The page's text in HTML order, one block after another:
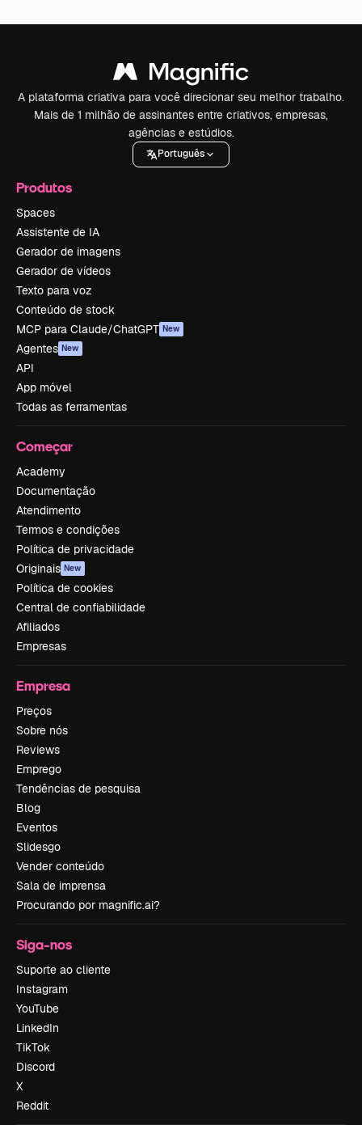
A plataforma criativa para você direcionar seu melhor trabalho.
Mais de 1 milhão de assinantes entre criativos, empresas,
agências e estúdios.
Português
Produtos
Spaces
Assistente de IA
Gerador de imagens
Gerador de vídeos
Texto para voz
Conteúdo de stock
MCP para Claude/ChatGPT New
Agentes New
API
App móvel
Todas as ferramentas
Começar
Academy
Documentação
Atendimento
Termos e condições
Política de privacidade
Originais New
Política de cookies
Central de confiabilidade
Afiliados
Empresas
Empresa
Preços
Sobre nós
Reviews
Emprego
Tendências de pesquisa
Blog
Eventos
Slidesgo
Vender conteúdo
Sala de imprensa
Procurando por magnific.ai?
Siga-nos
Suporte ao cliente
Instagram
YouTube
LinkedIn
TikTok
Discord
X
Reddit